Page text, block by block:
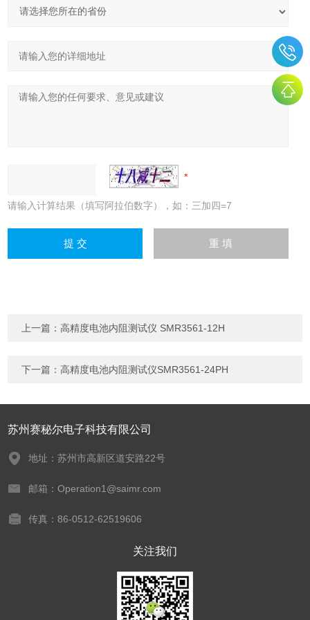
请输入计算结果（填写阿拉伯数字），如：三加四=7
上一篇：高精度电池内阻测试仪 SMR3561-12H
下一篇：高精度电池内阻测试仪SMR3561-24PH
苏州赛秘尔电子科技有限公司
地址：苏州市高新区道安路22号
邮箱：Operation1@saimr.com
传真：86-0512-62519606
关注我们